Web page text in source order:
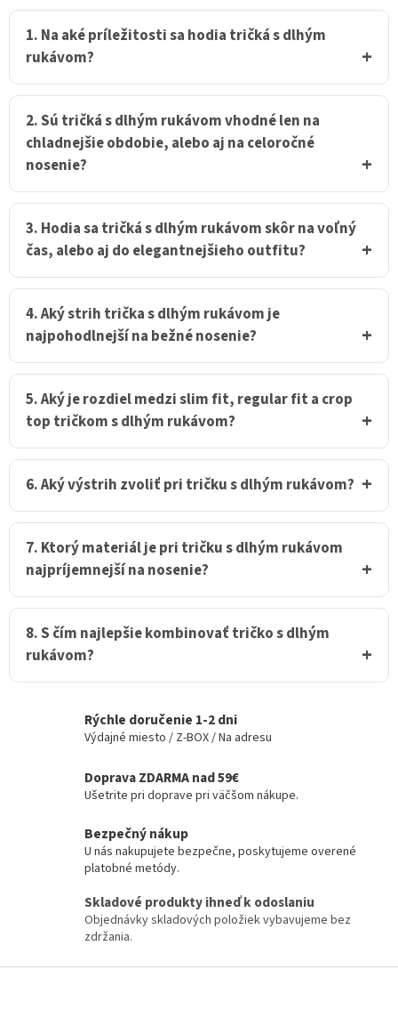
c
i
e
r
v
k
y
v
i
u
1. Na aké príležitosti sa hodia tričká s dlhým
rukávom?
2. Sú tričká s dlhým rukávom vhodné len na
chladnejšie obdobie, alebo aj na celoročné
nosenie?
3. Hodia sa tričká s dlhým rukávom skôr na voľný
čas, alebo aj do elegantnejšieho outfitu?
4. Aký strih trička s dlhým rukávom je
najpohodlnejší na bežné nosenie?
5. Aký je rozdiel medzi slim fit, regular fit a crop
top tričkom s dlhým rukávom?
6. Aký výstrih zvoliť pri tričku s dlhým rukávom?
7. Ktorý materiál je pri tričku s dlhým rukávom
najpríjemnejší na nosenie?
8. S čím najlepšie kombinovať tričko s dlhým
rukávom?
Rýchle doručenie 1-2 dni
Výdajné miesto / Z-BOX / Na adresu
Doprava ZDARMA nad 59€
Ušetrite pri doprave pri väčšom nákupe.
Bezpečný nákup
U nás nakupujete bezpečne, poskytujeme overené
platobné metódy.
Skladové produkty ihneď k odoslaniu
Objednávky skladových položiek vybavujeme bez
zdržania.